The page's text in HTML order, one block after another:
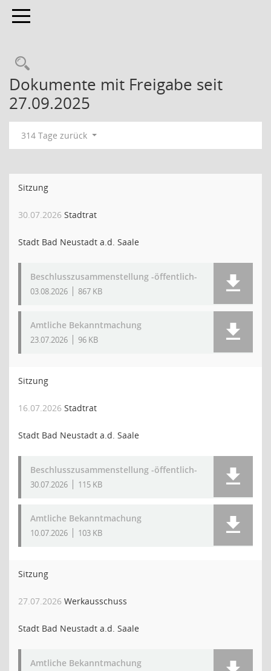
Toggle navigation
Dokumente mit Freigabe seit
27.09.2025
314 Tage zurück
Sitzung
30.07.2026 Stadtrat
Stadt Bad Neustadt a.d. Saale
Beschlusszusammenstellung -öffentlich-
03.08.2026 867 KB
Amtliche Bekanntmachung
23.07.2026 96 KB
Sitzung
16.07.2026 Stadtrat
Stadt Bad Neustadt a.d. Saale
Beschlusszusammenstellung -öffentlich-
30.07.2026 115 KB
Amtliche Bekanntmachung
10.07.2026 103 KB
Sitzung
27.07.2026 Werkausschuss
Stadt Bad Neustadt a.d. Saale
Amtliche Bekanntmachung